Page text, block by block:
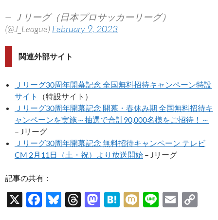
— Ｊリーグ（日本プロサッカーリーグ）
(@J_League) February 9, 2023
関連外部サイト
Ｊリーグ30周年開幕記念 全国無料招待キャンペーン特設
サイト
（特設サイト）
Ｊリーグ30周年開幕記念 開幕・春休み期 全国無料招待キ
ャンペーンを実施～抽選で合計90,000名様をご招待！～
– Jリーグ
Ｊリーグ30周年開幕記念 無料招待キャンペーン テレビ
CM 2月11日（土・祝）より放送開始 – Jリーグ
記事の共有：
X
F
Bl T
M H
M Li
E